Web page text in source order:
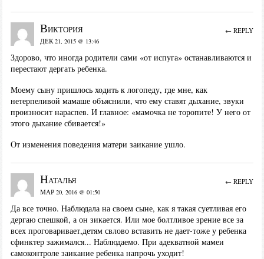
Виктория
ДЕК 21, 2015 @ 13:46
Здорово, что иногда родители сами «от испуга» останавливаются и
перестают дергать ребенка.
Моему сыну пришлось ходить к логопеду, где мне, как
нетерпеливой мамаше объяснили, что ему ставят дыхание, звуки
произносит нараспев. И главное: «мамочка не торопите! У него от
этого дыхание сбивается!»
От изменения поведения матери заикание ушло.
← REPLY
Наталья
МАР 20, 2016 @ 01:50
Да все точно. Наблюдала на своем сыне, как я такая суетливая его
дергаю спешкой, а он зикается. Или мое болтливое зрение все за
всех проговаривает,детям свлово вставить не дает-тоже у ребенка
сфинктер зажимался... Наблюдаемо. При адекватной мамеи
самоконтроле заикание ребенка напрочь уходит!
← REPLY